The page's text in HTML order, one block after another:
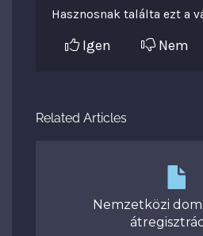
Hasznosnak találta ezt a
Igen Nem
Related Articles
Nemzetközi